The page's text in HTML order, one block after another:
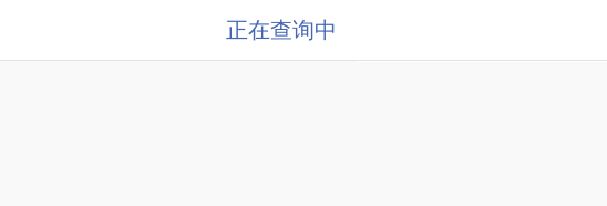
正在查询中